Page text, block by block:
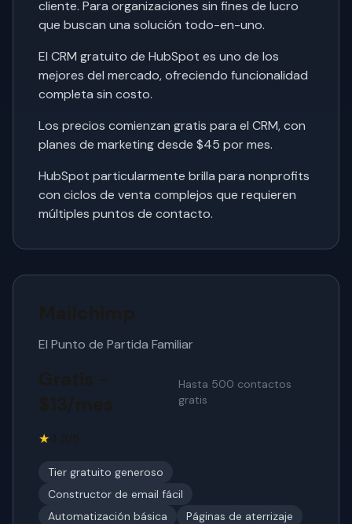
cliente. Para organizaciones sin fines de lucro
que buscan una solución todo-en-uno.
El CRM gratuito de HubSpot es uno de los
mejores del mercado, ofreciendo funcionalidad
completa sin costo.
Los precios comienzan gratis para el CRM, con
planes de marketing desde $45 por mes.
HubSpot particularmente brilla para nonprofits
con ciclos de venta complejos que requieren
múltiples puntos de contacto.
Mailchimp
El Punto de Partida Familiar
Gratis -
$13/mes
Hasta 500 contactos
gratis
★4.3/5
Tier gratuito generoso
Constructor de email fácil
Automatización básica
Páginas de aterrizaje